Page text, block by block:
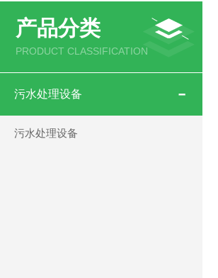
产品分类
PRODUCT CLASSIFICATION
污水处理设备
污水处理设备